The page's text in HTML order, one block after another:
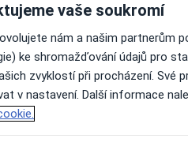
Dnes
vaše soukromí
nám a našim partnerům
ke shromažďování údajů pro
zvyklostí při procházení. Své
v nastavení. Další informace